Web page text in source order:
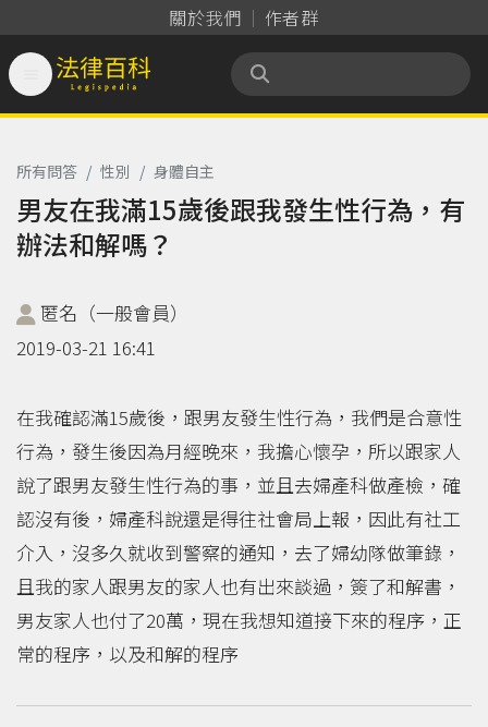
關於我們 作者群
法律百科 Legispedia
所有問答 / 性別 / 身體自主
男友在我滿15歲後跟我發生性行為，有
辦法和解嗎？
匿名（一般會員）
2019-03-21 16:41
在我確認滿15歲後，跟男友發生性行為，我們是合意性
行為，發生後因為月經晚來，我擔心懷孕，所以跟家人
說了跟男友發生性行為的事，並且去婦產科做產檢，確
認沒有後，婦產科說還是得往社會局上報，因此有社工
介入，沒多久就收到警察的通知，去了婦幼隊做筆錄，
且我的家人跟男友的家人也有出來談過，簽了和解書，
男友家人也付了20萬，現在我想知道接下來的程序，正
常的程序，以及和解的程序